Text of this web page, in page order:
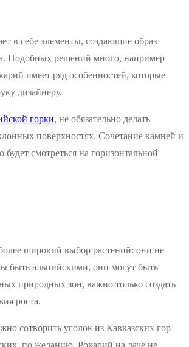
в себе элементы, создающие образ
Подобных решений много, например
имеет ряд особенностей, которые
дизайнеру.
горки, не обязательно делать
поверхностях. Сочетание камней и
будет смотреться на горизонтальной
широкий выбор растений: они не
быть альпийскими, они могут быть
природных зон, важно только создать
роста.
сотворить уголок из Кавказских гор
по желанию. Рокарий на даче не